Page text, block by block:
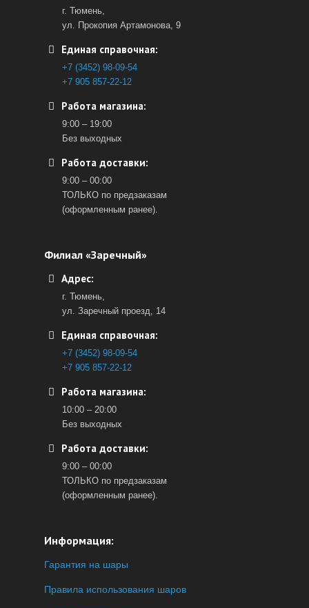
г. Тюмень,
ул. Прокопия Артамонова, 9
Единая справочная:
+7 (3452) 98-09-54
+7 905 857-22-12
Работа магазина:
9:00 – 19:00
Без выходных
Работа доставки:
9:00 – 00:00
ТОЛЬКО по предзаказам
(оформленным ранее).
Филиал «Заречный»
Адрес:
г. Тюмень,
ул. Заречный проезд, 14
Единая справочная:
+7 (3452) 98-09-54
+7 905 857-22-12
Работа магазина:
10:00 – 20:00
Без выходных
Работа доставки:
9:00 – 00:00
ТОЛЬКО по предзаказам
(оформленным ранее).
Информация:
Гарантия на шары
Правила использования шаров